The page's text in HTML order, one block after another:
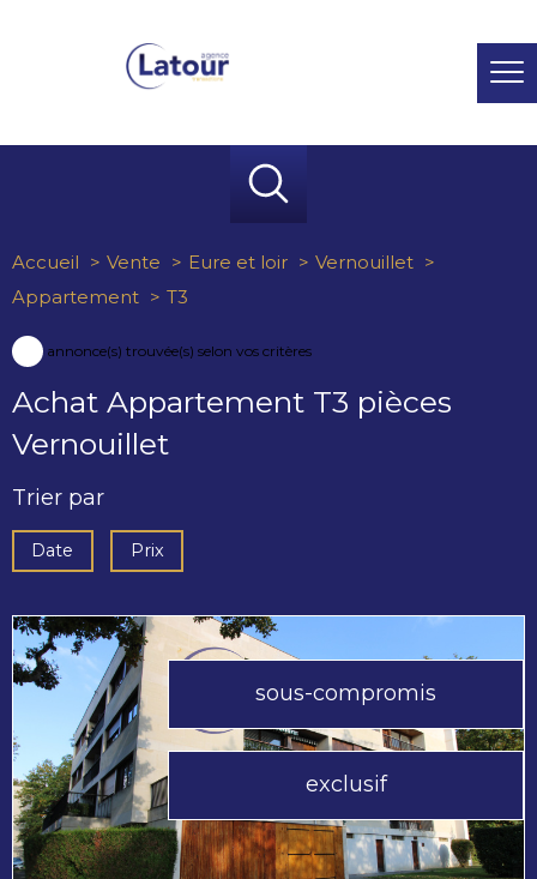
Accueil Vente Eure et loir
Vernouillet
Appartement
T3
annonce(s) trouvée(s) selon vos critères
Achat Appartement T3 pièces
Vernouillet
Trier par
Date Prix
sous-compromis
exclusif
voir le
bien